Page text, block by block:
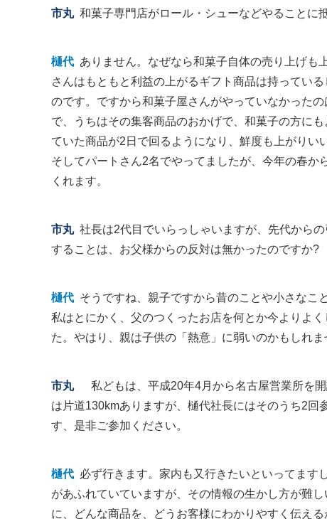
市丸和菓子専門店がロール・シューなどやることに
樋代 ありません。なぜなら和菓子自体の売り上げも
さんはもともと利益の上がるギフト商品は持ってい
のです。ですから和菓子屋さんがやっていなかった
で、うちはその集客商品のおかげで、和菓子の方に
ていた商品が2日で回るようになり、鮮度も上がりい
そしてパートさん2名でやってましたが、今年の春
くれます。
市丸社長は2代目でいらっしゃいますが、先代から
することは、お父様からの反対は無かったのですか?
樋代 そうですね、親子ですから昔のことや小さなこ
私はとにかく、父のつくったお店を何とか今よりよ
た。やはり、親は子供の「熱意」に弱いのかもしれま
市丸私どもは、平成20年4月から名古屋営業所を開
は片道130kmありますが、樋代社長にはそのうち2回
す、是非ご参加ください。
樋代 必ず行きます。家内も又行きたいといってます
があふれていていますが、その情報の生かし方が難
に、どんな商品を、どうお客様にわかりやすく伝え